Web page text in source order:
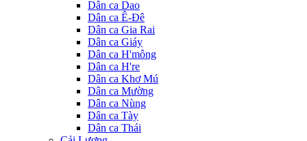
Dân ca Dao
Dân ca Ê-Đê
Dân ca Gia Rai
Dân ca Giáy
Dân ca H'mông
Dân ca H're
Dân ca Khơ Mú
Dân ca Mường
Dân ca Nùng
Dân ca Tày
Dân ca Thái